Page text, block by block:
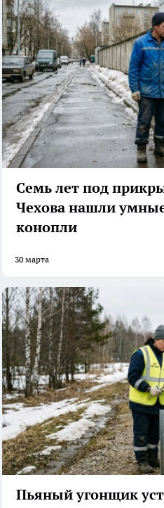
Семь лет под
Чехова нашли
конопли
30 марта
Пьяный угонщик